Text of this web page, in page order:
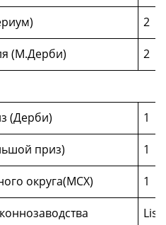
2
(М.Дерби) 2
(Дерби) 1
приз) 1
округа(МСХ) 1
List